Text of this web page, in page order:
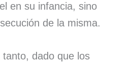
en su infancia, sino
de la misma.
dado que los